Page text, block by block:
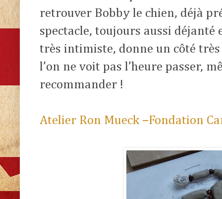
retrouver Bobby le chien, déjà
spectacle, toujours aussi déjanté
très intimiste, donne un côté
l’on ne voit pas l’heure passer,
recommander !
Atelier Ron Mueck –Fondation